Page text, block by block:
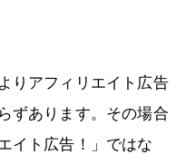
りアフィリエイト広告
ずあります。その場合
イト広告！」ではな